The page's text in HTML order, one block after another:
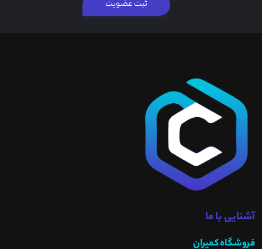
ثبت عضویت
آشنایی با ما
فروشگاه کمیران